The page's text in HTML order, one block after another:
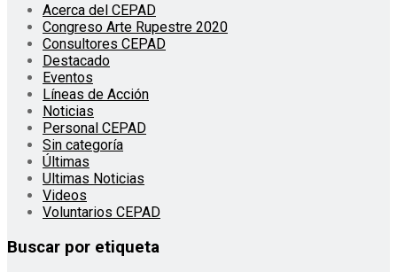
Acerca del CEPAD
Congreso Arte Rupestre 2020
Consultores CEPAD
Destacado
Eventos
Líneas de Acción
Noticias
Personal CEPAD
Sin categoría
Últimas
Ultimas Noticias
Videos
Voluntarios CEPAD
Buscar por etiqueta